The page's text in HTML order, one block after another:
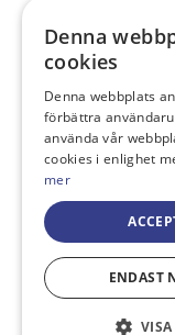
Denna
cookies
Denna webbplats
förbättra
använda vår
cookies i enlighet
mer
ENDAST
VISA